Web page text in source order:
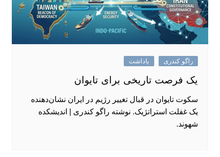
راگو کندری یاداشت
یک فرصت تاریخی برای تایوان
سکوت تایوان در قبال تغییر رژیم در ایران نشان‌دهنده
یک غفلت استراتژیک. نوشته راگو کندری | اندیشکده
شهوند.